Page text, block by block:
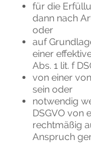
für die
dann nach
oder
auf
einer
Abs. 1 lit. f
von einer
sein oder
notwendig
DSGVO von
rechtmäßig
Anspruch